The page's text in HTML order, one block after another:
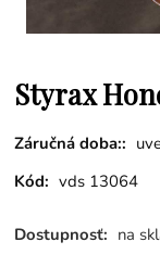
Styrax
Záručná doba::
Kód: vds 13064
Dostupnosť: na